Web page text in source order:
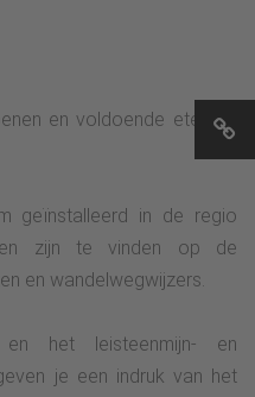
en voldoende eten en
geïnstalleerd in de regio
zijn te vinden op de
en wandelwegwijzers.
en het leisteenmijn- en
je een indruk van het